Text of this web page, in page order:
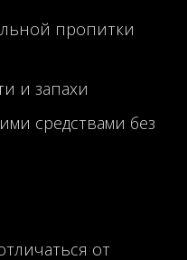
пропитки
и запахи
средствами без
от